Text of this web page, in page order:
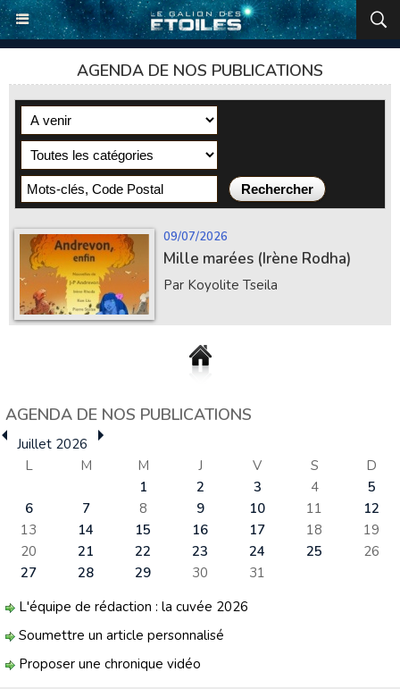
AGENDA DE NOS PUBLICATIONS
09/07/2026
Mille marées (Irène Rodha)
Par Koyolite Tseila
AGENDA DE NOS PUBLICATIONS
Juillet 2026
L
M M J V S
D
1
2 3 4
5
6
7 8 9 10 11
12
13
14 15 16 17 18
19
20
21 22 23 24 25
26
27
28 29 30
31
L'équipe de rédaction : la cuvée 2026
Soumettre un article personnalisé
Proposer une chronique vidéo